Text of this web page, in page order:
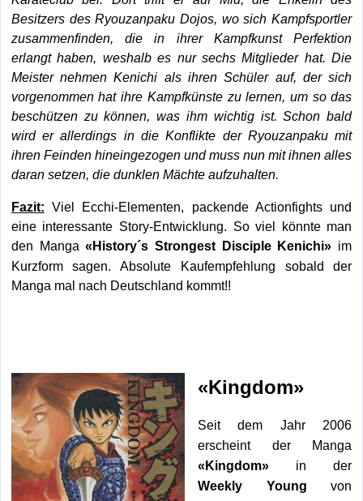
Besitzers des Ryouzanpaku Dojos, wo sich Kampfsportler
zusammenfinden, die in ihrer Kampfkunst Perfektion
erlangt haben, weshalb es nur sechs Mitglieder hat. Die
Meister nehmen Kenichi als ihren Schüler auf, der sich
vorgenommen hat ihre Kampfkünste zu lernen, um so das
beschützen zu können, was ihm wichtig ist. Schon bald
wird er allerdings in die Konflikte der Ryouzanpaku mit
ihren Feinden hineingezogen und muss nun mit ihnen alles
daran setzen, die dunklen Mächte aufzuhalten.
Fazit: Viel Ecchi-Elementen, packende Actionfights und
eine interessante Story-Entwicklung. So viel könnte man
den Manga«History´s Strongest Disciple Kenichi» im
Kurzform sagen. Absolute Kaufempfehlung sobald der
Manga mal nach Deutschland kommt!!
«Kingdom»
Seit dem Jahr 2006
erscheint der Manga
«Kingdom»in der
WeeklyYoung von